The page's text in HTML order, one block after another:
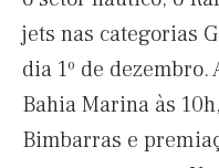
jets nas categorias
dia 1º de
Bahia Marina às
Bimbarras e